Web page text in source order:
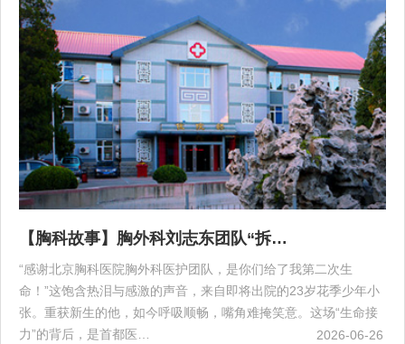
2026-06-26
【胸科故事】胸外科刘志东团队“拆…
“感谢北京胸科医院胸外科医护团队，是你们给了我第二次生
命！”这饱含热泪与感激的声音，来自即将出院的23岁花季少年小
张。重获新生的他，如今呼吸顺畅，嘴角难掩笑意。这场“生命接
力”的背后，是首都医…